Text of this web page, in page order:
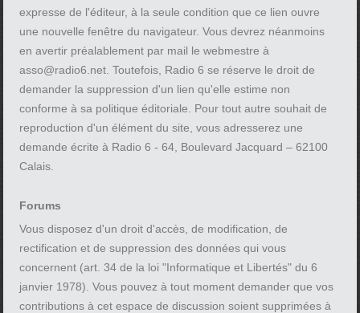
expresse de l'éditeur, à la seule condition que ce lien ouvre
une nouvelle fenêtre du navigateur. Vous devrez néanmoins
en avertir préalablement par mail le webmestre à
asso@radio6.net. Toutefois, Radio 6 se réserve le droit de
demander la suppression d'un lien qu'elle estime non
conforme à sa politique éditoriale. Pour tout autre souhait de
reproduction d'un élément du site, vous adresserez une
demande écrite à Radio 6 - 64, Boulevard Jacquard – 62100
Calais.
Forums
Vous disposez d'un droit d'accès, de modification, de
rectification et de suppression des données qui vous
concernent (art. 34 de la loi "Informatique et Libertés" du 6
janvier 1978). Vous pouvez à tout moment demander que vos
contributions à cet espace de discussion soient supprimées à